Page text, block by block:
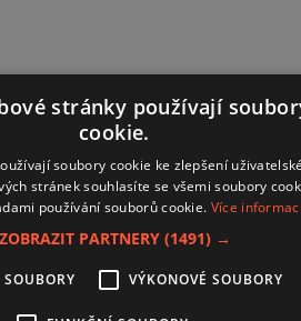
stránky používají
cookie.
soubory cookie ke zlepšení
stránek souhlasíte se všemi soubory
používání souborů cookie. Více
ZOBRAZIT PARTNERY (1491) →
VÝKONOVÉ SOUBORY